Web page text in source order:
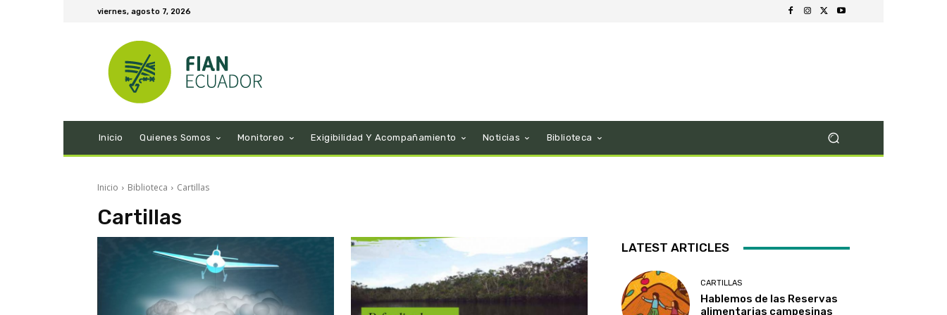
viernes, agosto 7, 2026
Inicio Quienes Somos Monitoreo Exigibilidad Y Acompañamiento Noticias Biblioteca
Inicio Biblioteca Cartillas
Cartillas
LATEST ARTICLES
CARTILLAS
Hablemos de las Reservas
alimentarias campesinas